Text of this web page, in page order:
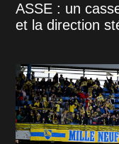
ASSE : un
et la direction